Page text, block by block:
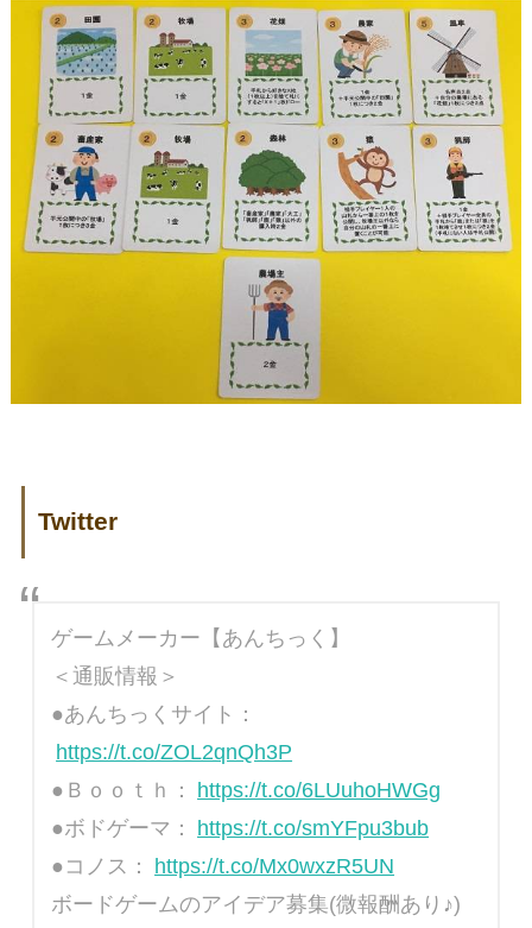
Twitter
ゲームメーカー【あんちっく】
＜通販情報＞
●あんちっくサイト：
https://t.co/ZOL2qnQh3P
●Ｂｏｏｔｈ：
https://t.co/6LUuhoHWGg
●ボドゲーマ：
https://t.co/smYFpu3bub
●コノス：
https://t.co/Mx0wxzR5UN
ボードゲームのアイデア募集(微報酬あり♪)